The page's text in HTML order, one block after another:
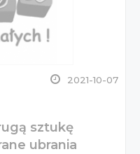
2021-10-07
sztukę
ubrania